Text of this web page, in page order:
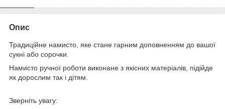
Опис
Традиційне намисто, яке стане гарним доповненням до вашої
сукні або сорочки.
Намисто ручної роботи виконане з якісних матеріалів, підійде
як дорослим так і дітям.
Зверніть увагу: